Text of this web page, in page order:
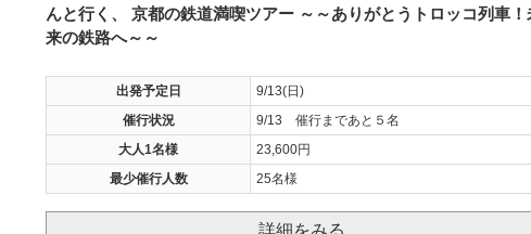
んと行く、 京都の鉄道満喫ツアー ～～ありがとうトロッコ列車！
来の鉄路へ～～
出発予定日
9/13(日)
催行状況
9/13 催行まであと５名
大人1名様
23,600円
最少催行人数
25名様
詳細をみる